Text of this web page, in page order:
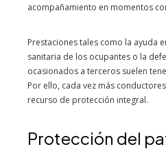
acompañamiento en momentos
Prestaciones tales como la ayuda
sanitaria de los ocupantes o la
ocasionados a terceros suelen
Por ello, cada vez más
recurso de protección integral.
Protección del